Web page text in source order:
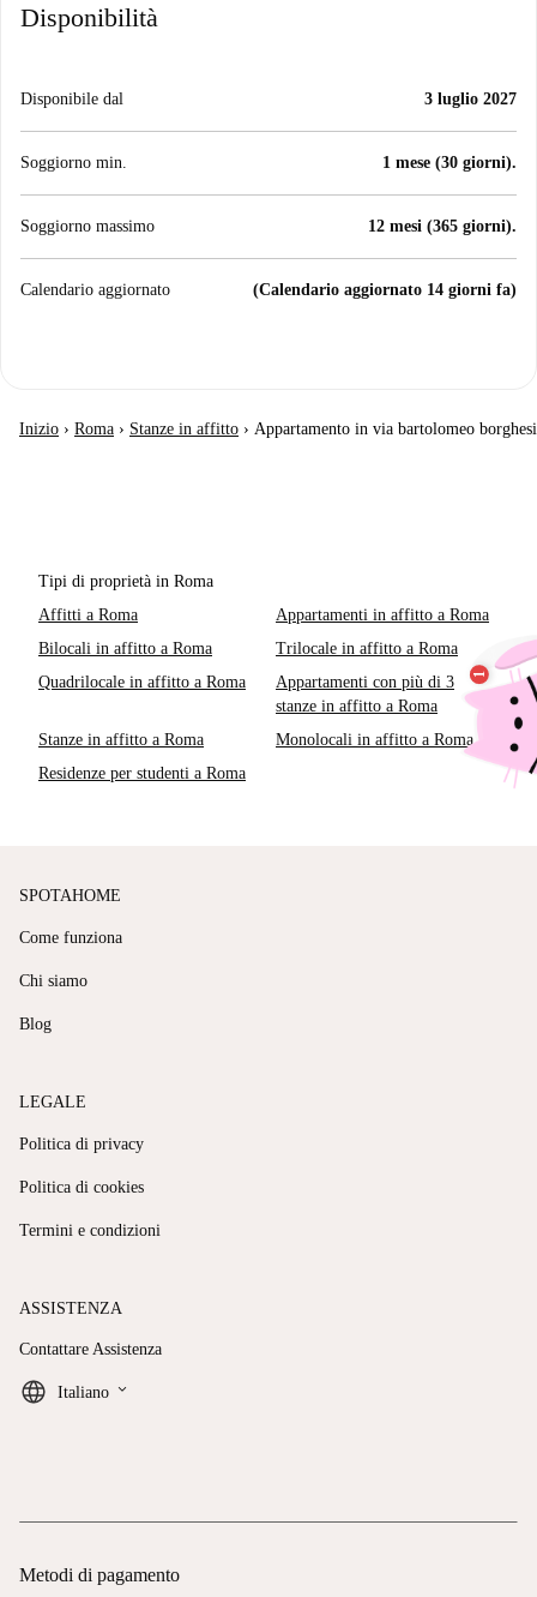
Disponibilità
Disponibile dal 3 luglio 2027
Soggiorno min. 1 mese (30 giorni).
Soggiorno massimo 12 mesi (365 giorni).
Calendario aggiornato (Calendario aggiornato 14 giorni fa)
Inizio › Roma › Stanze in affitto › Appartamento in via bartolomeo borghesi
Tipi di proprietà in Roma
Affitti a Roma
Appartamenti in affitto a Roma
Bilocali in affitto a Roma
Trilocale in affitto a Roma
Quadrilocale in affitto a Roma
Appartamenti con più di 3
stanze in affitto a Roma
Stanze in affitto a Roma
Monolocali in affitto a Roma
Residenze per studenti a Roma
SPOTAHOME
Come funziona
Chi siamo
Blog
LEGALE
Politica di privacy
Politica di cookies
Termini e condizioni
ASSISTENZA
Contattare Assistenza
Italiano keyboard_arrow_down
Metodi di pagamento